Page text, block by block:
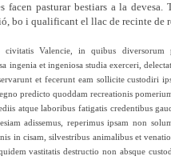
facen pasturar bestiars a la
bo i qualificant el llac de recinte de
civitatis Valencie, in quibus diversorum
sa ingenia et ingeniosa studia exerceri,
et fecerunt eam sollicite custodiri
predicto quoddam recreationis
atque laboribus fatigatis credentibus
adissemus, reperimus ipsam non
in cisam, silvestribus animalibus et
vastitatis destructio non absque